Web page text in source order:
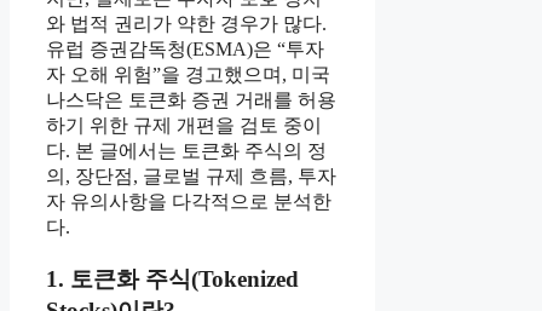
와 법적 권리가 약한 경우가 많다.
유럽 증권감독청(ESMA)은 “투자
자 오해 위험”을 경고했으며, 미국
나스닥은 토큰화 증권 거래를 허용
하기 위한 규제 개편을 검토 중이
다. 본 글에서는 토큰화 주식의 정
의, 장단점, 글로벌 규제 흐름, 투자
자 유의사항을 다각적으로 분석한
다.
1. 토큰화 주식(Tokenized